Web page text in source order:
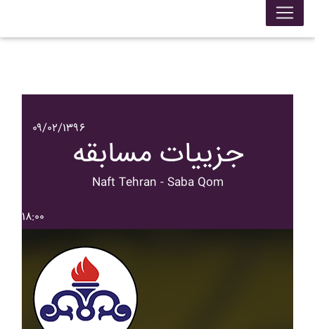
۰۹/۰۲/۱۳۹۶
جزییات مسابقه
Naft Tehran - Saba Qom
۱۸:۰۰